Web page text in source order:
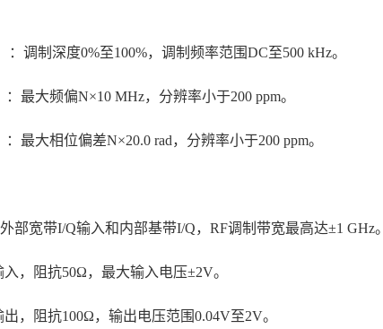
调制深度0%至100%，调制频率范围DC至500 kHz。
最大频偏N×10 MHz，分辨率小于200 ppm。
最大相位偏差N×20.0 rad，分辨率小于200 ppm。
部宽带I/Q输入和内部基带I/Q，RF调制带宽最高达±1 GHz。
，阻抗50Ω，最大输入电压±2V。
，阻抗100Ω，输出电压范围0.04V至2V。